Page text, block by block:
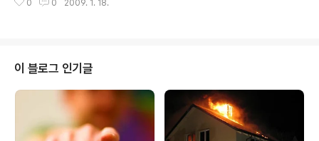
다... 두배가 넘네요.. 얼떨결에.. 올블로그 메인에 뜨기까지 했습니다.. 여기에 숨
0 0 2009. 1. 18.
이 블로그 인기글